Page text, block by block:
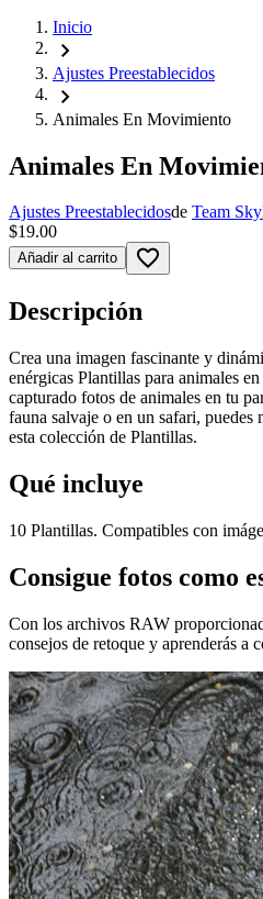
Inicio
chevron_right
Ajustes Preestablecidos
chevron_right
Animales En Movimiento
Animales En
Ajustes Preestablecidosde Team
$19.00
Añadir al carrito favorite_border
Descripción
Crea una imagen fascinante y
enérgicas Plantillas para animales
capturado fotos de animales en tu
fauna salvaje o en un safari, puedes
esta colección de Plantillas.
Qué incluye
10 Plantillas. Compatibles con
Consigue fotos como
Con los archivos RAW
consejos de retoque y aprenderás a